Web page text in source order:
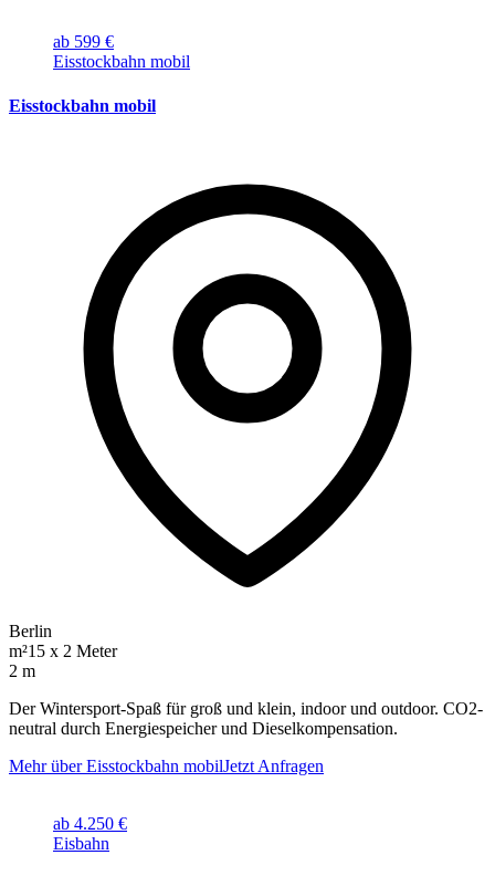
ab 599 €
Eisstockbahn mobil
Eisstockbahn mobil
Berlin
m²15 x 2 Meter
2 m
Der Wintersport-Spaß für groß und klein, indoor und outdoor. CO2-
neutral durch Energiespeicher und Dieselkompensation.
Mehr über Eisstockbahn mobilJetzt Anfragen
ab 4.250 €
Eisbahn